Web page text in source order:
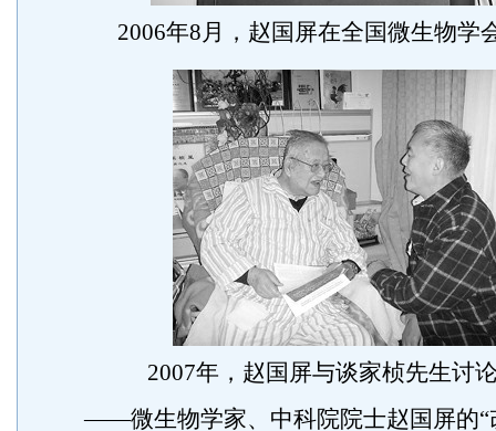
2006年8月，赵国屏在全国微生物学
2007年，赵国屏与谈家桢先生讨
——微生物学家、中科院院士赵国屏的“